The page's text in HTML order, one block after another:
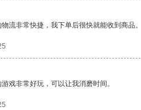
流非常快捷，我下单后很快就能收到商品。
戏非常好玩，可以让我消磨时间。